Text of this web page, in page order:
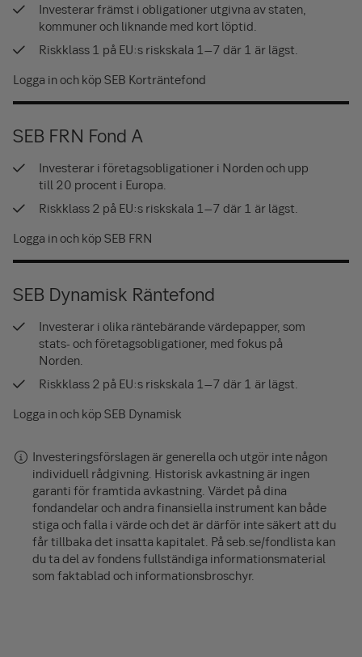
Investerar främst i obligationer utgivna av staten,
kommuner och liknande med kort löptid.
Riskklass 1 på EU:s riskskala 1–7 där 1 är lägst.
Logga in och köp SEB Korträntefond
SEB FRN Fond A
Investerar i företagsobligationer i Norden och upp
till 20 procent i Europa.
Riskklass 2 på EU:s riskskala 1–7 där 1 är lägst.
Logga in och köp SEB FRN
SEB Dynamisk Räntefond
Investerar i olika räntebärande värdepapper, som
stats- och företagsobligationer, med fokus på
Norden.
Riskklass 2 på EU:s riskskala 1–7 där 1 är lägst.
Logga in och köp SEB Dynamisk
Investeringsförslagen är generella och utgör inte någon
individuell rådgivning. Historisk avkastning är ingen
garanti för framtida avkastning. Värdet på dina
fondandelar och andra finansiella instrument kan både
stiga och falla i värde och det är därför inte säkert att du
får tillbaka det insatta kapitalet. På seb.se/fondlista kan
du ta del av fondens fullständiga informationsmaterial
som faktablad och informationsbroschyr.